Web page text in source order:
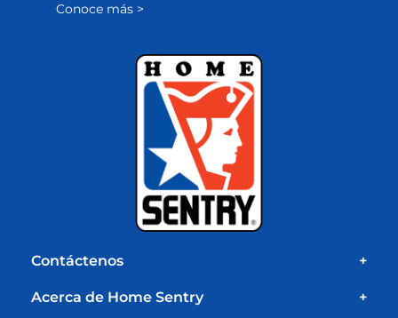
Conoce más >
Contáctenos +
Acerca de Home Sentry +